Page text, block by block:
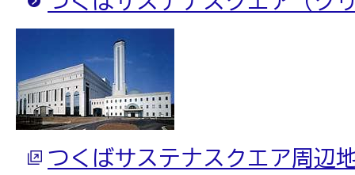
つくばサステナスクエア周辺